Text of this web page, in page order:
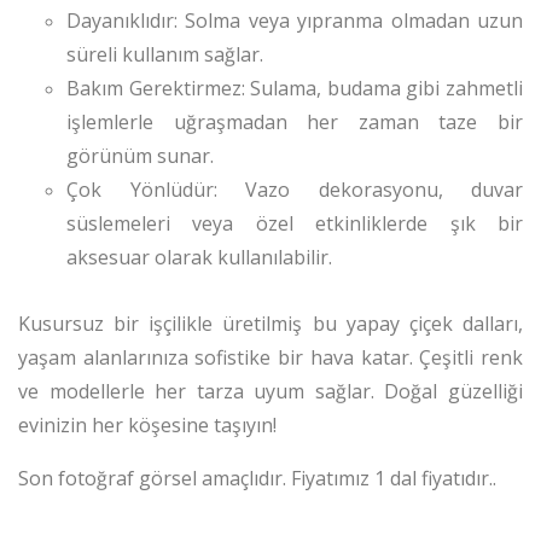
Dayanıklıdır: Solma veya yıpranma olmadan uzun
süreli kullanım sağlar.
Bakım Gerektirmez: Sulama, budama gibi zahmetli
işlemlerle uğraşmadan her zaman taze bir
görünüm sunar.
Çok Yönlüdür: Vazo dekorasyonu, duvar
süslemeleri veya özel etkinliklerde şık bir
aksesuar olarak kullanılabilir.
Kusursuz bir işçilikle üretilmiş bu yapay çiçek dalları,
yaşam alanlarınıza sofistike bir hava katar. Çeşitli renk
ve modellerle her tarza uyum sağlar. Doğal güzelliği
evinizin her köşesine taşıyın!
Son fotoğraf görsel amaçlıdır. Fiyatımız 1 dal fiyatıdır..